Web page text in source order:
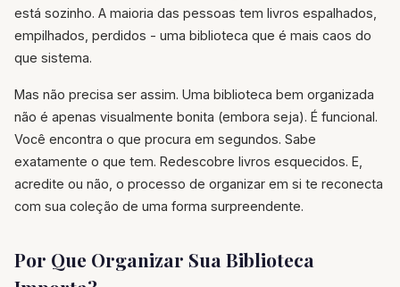
está sozinho. A maioria das pessoas tem livros espalhados,
empilhados, perdidos - uma biblioteca que é mais caos do
que sistema.
Mas não precisa ser assim. Uma biblioteca bem organizada
não é apenas visualmente bonita (embora seja). É funcional.
Você encontra o que procura em segundos. Sabe
exatamente o que tem. Redescobre livros esquecidos. E,
acredite ou não, o processo de organizar em si te reconecta
com sua coleção de uma forma surpreendente.
Por Que Organizar Sua Biblioteca